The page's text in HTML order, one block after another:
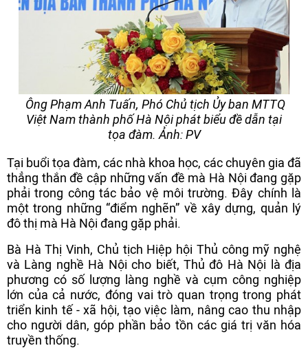
Ông Phạm Anh Tuấn, Phó Chủ tịch Ủy ban MTTQ
Việt Nam thành phố Hà Nội phát biểu đề dẫn tại
tọa đàm. Ảnh: PV
Tại buổi tọa đàm, các nhà khoa học, các chuyên gia đã
thẳng thắn đề cập những vấn đề mà Hà Nội đang gặp
phải trong công tác bảo vệ môi trường. Đây chính là
một trong những “điểm nghẽn” về xây dựng, quản lý
đô thị mà Hà Nội đang gặp phải.
Bà Hà Thị Vinh, Chủ tịch Hiệp hội Thủ công mỹ nghệ
và Làng nghề Hà Nội cho biết, Thủ đô Hà Nội là địa
phương có số lượng làng nghề và cụm công nghiệp
lớn của cả nước, đóng vai trò quan trọng trong phát
triển kinh tế - xã hội, tạo việc làm, nâng cao thu nhập
cho người dân, góp phần bảo tồn các giá trị văn hóa
truyền thống.